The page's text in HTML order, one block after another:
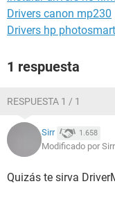
Drivers canon mp230
Drivers hp
1 respuesta
RESPUESTA 1 / 1
Sirr 1.658
Modificado por
Quizás te sirva